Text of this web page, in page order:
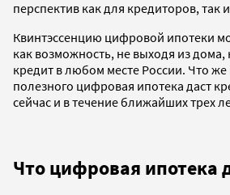
перспектив как для кредиторов, так
Квинтэссенцию цифровой ипотеки
как возможность, не выходя из дома,
кредит в любом месте России. Что же
полезного цифровая ипотека даст
сейчас и в течение ближайших трех
Что цифровая ипотека